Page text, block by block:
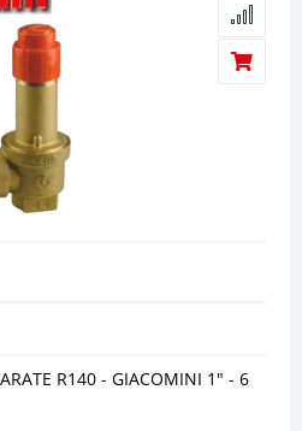
R140 - GIACOMINI 1" - 6